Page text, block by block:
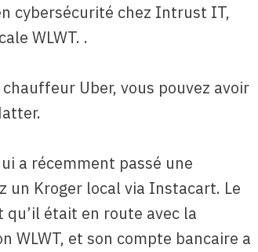
cybersécurité chez Intrust IT,
WLWT. .
Uber, vous pouvez avoir
a récemment passé une
un Kroger local via Instacart. Le
était en route avec la
WLWT, et son compte bancaire a